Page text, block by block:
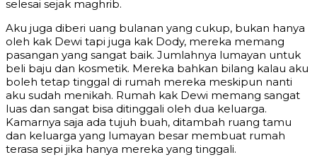
selesai sejak maghrib.
Aku juga diberi uang bulanan yang cukup, bukan hanya
oleh kak Dewi tapi juga kak Dody, mereka memang
pasangan yang sangat baik. Jumlahnya lumayan untuk
beli baju dan kosmetik. Mereka bahkan bilang kalau aku
boleh tetap tinggal di rumah mereka meskipun nanti
aku sudah menikah. Rumah kak Dewi memang sangat
luas dan sangat bisa ditinggali oleh dua keluarga.
Kamarnya saja ada tujuh buah, ditambah ruang tamu
dan keluarga yang lumayan besar membuat rumah
terasa sepi jika hanya mereka yang tinggali.